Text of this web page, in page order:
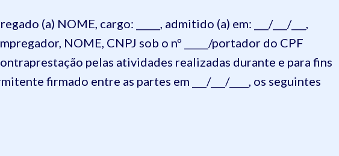
(a) NOME, cargo: _____, admitido (a) em: ___/___/___,
NOME, CNPJ sob o nº _____/portador do CPF
pelas atividades realizadas durante e para fins
firmado entre as partes em ___/___/____, os seguintes